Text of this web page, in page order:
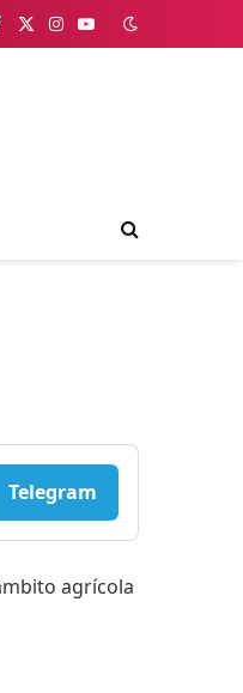
X
Instagram
YouTube
Telegram
agrícola